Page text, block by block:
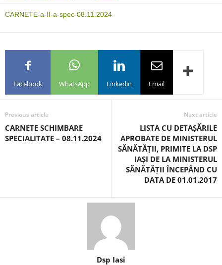
CARNETE-a-II-a-spec-08.11.2024
Facebook WhatsApp Linkedin Email
Previous article
CARNETE SCHIMBARE
SPECIALITATE – 08.11.2024
Next article
LISTA CU DETAȘĂRILE
APROBATE DE MINISTERUL
SĂNĂTĂȚII, PRIMITE LA DSP
IAȘI DE LA MINISTERUL
SĂNĂTĂȚII ÎNCEPÂND CU
DATA DE 01.01.2017
Dsp Iasi